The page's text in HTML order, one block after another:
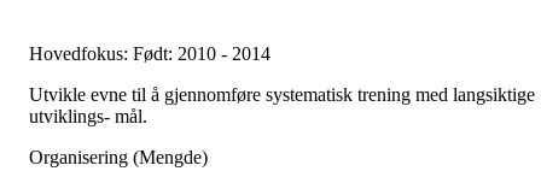
Hovedfokus: Født: 2010 - 2014
Utvikle evne til å gjennomføre systematisk trening med langsiktige
utviklings- mål.
Organisering (Mengde)